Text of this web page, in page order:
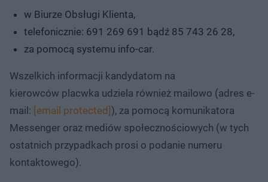
w Biurze Obsługi Klienta,
telefonicznie: 691 269 691 bądź 85 743 26 28,
za pomocą systemu info-car.
Wszelkich informacji kandydatom na
kierowców placwka udziela również mailowo (adres e-
mail: [email protected]), za pomocą komunikatora
Messenger oraz mediów społecznościowych (w tych
ostatnich przypadkach prosi o podanie numeru
kontaktowego).